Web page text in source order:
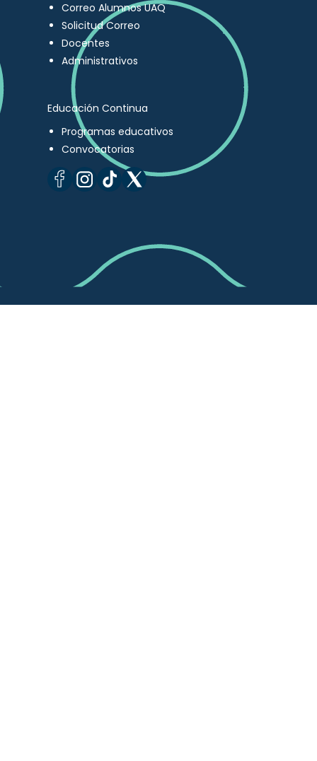
Correo Alumnos UAQ
Solicitud Correo
Docentes
Administrativos
Educación Continua
Programas educativos
Convocatorias